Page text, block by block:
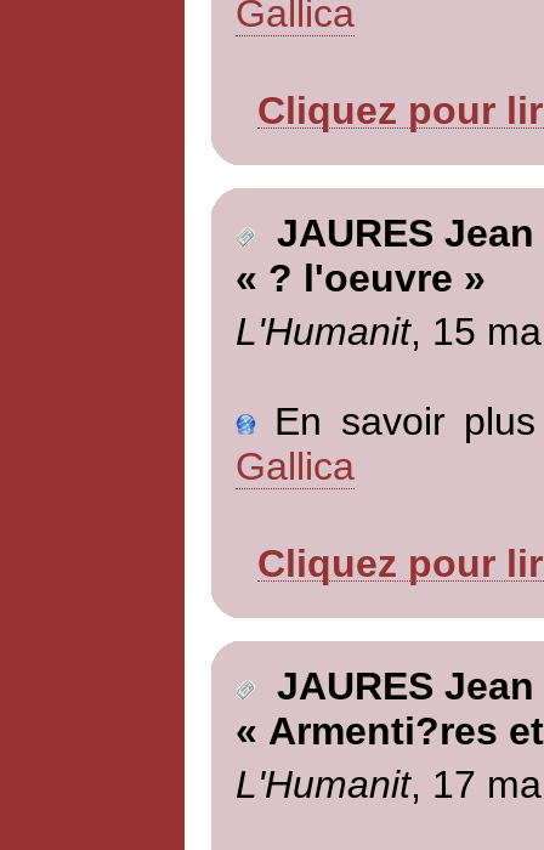
Gallica
Cliquez pour
JAURES Jean
« ? l'oeuvre »
L'Humanit, 15
En savoir
Gallica
Cliquez pour
JAURES Jean
« Armenti?res
L'Humanit, 17